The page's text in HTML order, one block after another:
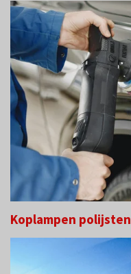
Koplampen polijsten